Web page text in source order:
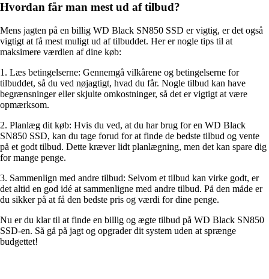
Hvordan får man mest ud af tilbud?
Mens jagten på en billig WD Black SN850 SSD er vigtig, er det også
vigtigt at få mest muligt ud af tilbuddet. Her er nogle tips til at
maksimere værdien af dine køb:
1. Læs betingelserne: Gennemgå vilkårene og betingelserne for
tilbuddet, så du ved nøjagtigt, hvad du får. Nogle tilbud kan have
begrænsninger eller skjulte omkostninger, så det er vigtigt at være
opmærksom.
2. Planlæg dit køb: Hvis du ved, at du har brug for en WD Black
SN850 SSD, kan du tage forud for at finde de bedste tilbud og vente
på et godt tilbud. Dette kræver lidt planlægning, men det kan spare dig
for mange penge.
3. Sammenlign med andre tilbud: Selvom et tilbud kan virke godt, er
det altid en god idé at sammenligne med andre tilbud. På den måde er
du sikker på at få den bedste pris og værdi for dine penge.
Nu er du klar til at finde en billig og ægte tilbud på WD Black SN850
SSD-en. Så gå på jagt og opgrader dit system uden at sprænge
budgettet!